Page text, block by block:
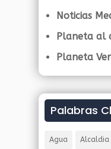
Noticias
Planeta al
Planeta
Palabras
Agua Alcaldia